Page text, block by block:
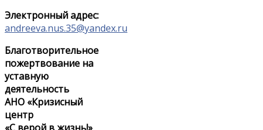
Электронный адрес:
andreeva.nus.35@yandex.ru
Благотворительное
пожертвование на
уставную
деятельность
АНО «Кризисный
центр